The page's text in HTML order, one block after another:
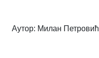
Аутор: Милан Петровић